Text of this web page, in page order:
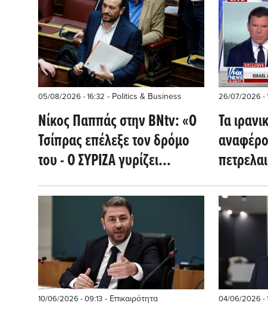
05/08/2026 - 16:32 - Politics & Business
Νίκος Παππάς στην BNtv: «Ο
Τσίπρας επέλεξε τον δρόμο
του - Ο ΣΥΡΙΖΑ γυρίζει
σελίδα»
26/07/2026 -
Τα
αφού
νάρκη
10/06/2026 - 09:13 - Επικαιρότητα 04/06/2026 -